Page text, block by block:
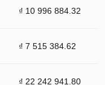
₫ 10 996 884.32
₫ 7 515 384.62
₫ 22 242 941.80